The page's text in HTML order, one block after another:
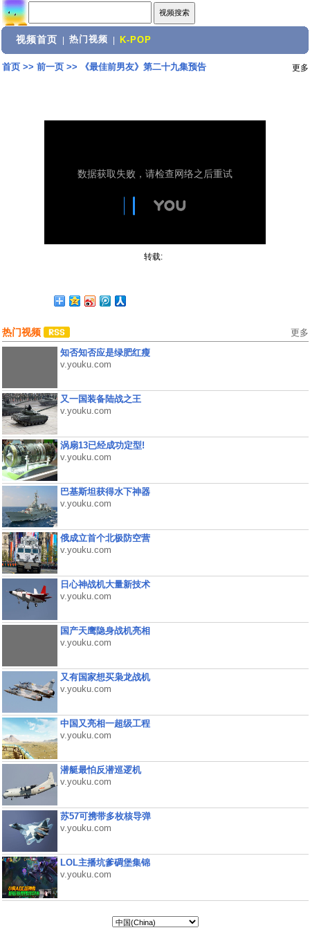
视频首页 热门视频 K-POP
首页>> 前一页>> 《最佳前男友》第二十九集预告 更多
转载:
热门视频 更多
知否知否应是绿肥红瘦
v.youku.com
又一国装备陆战之王
v.youku.com
涡扇13已经成功定型!
v.youku.com
巴基斯坦获得水下神器
v.youku.com
俄成立首个北极防空营
v.youku.com
日心神战机大量新技术
v.youku.com
国产天鹰隐身战机亮相
v.youku.com
又有国家想买枭龙战机
v.youku.com
中国又亮相一超级工程
v.youku.com
潜艇最怕反潜巡逻机
v.youku.com
苏57可携带多枚核导弹
v.youku.com
LOL主播坑爹碉堡集锦
v.youku.com